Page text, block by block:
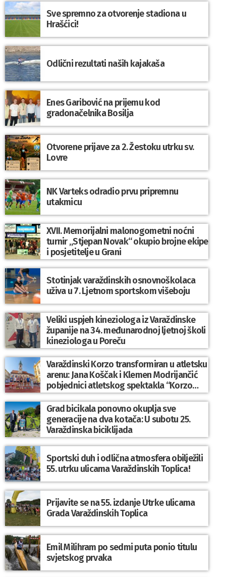
Sve spremno za otvorenje stadiona u
Hrašćici!
Odlični rezultati naših kajakaša
Enes Garibović na prijemu kod
gradonačelnika Bosilja
Otvorene prijave za 2. Žestoku utrku sv.
Lovre
NK Varteks odradio prvu pripremnu
utakmicu
XVII. Memorijalni malonogometni noćni
turnir „Stjepan Novak“ okupio brojne ekipe
i posjetitelje u Grani
Stotinjak varaždinskih osnovnoškolaca
uživa u 7. Ljetnom sportskom višeboju
Veliki uspjeh kineziologa iz Varaždinske
županije na 34. međunarodnoj ljetnoj školi
kineziologa u Poreču
Varaždinski Korzo transformiran u atletsku
arenu: Jana Koščak i Klemen Modrijančić
pobjednici atletskog spektakla “Korzo
Jump 2026”
Grad bicikala ponovno okuplja sve
generacije na dva kotača: U subotu 25.
Varaždinska biciklijada
Sportski duh i odlična atmosfera obilježili
55. utrku ulicama Varaždinskih Toplica!
Prijavite se na 55. izdanje Utrke ulicama
Grada Varaždinskih Toplica
Emil Milihram po sedmi puta ponio titulu
svjetskog prvaka